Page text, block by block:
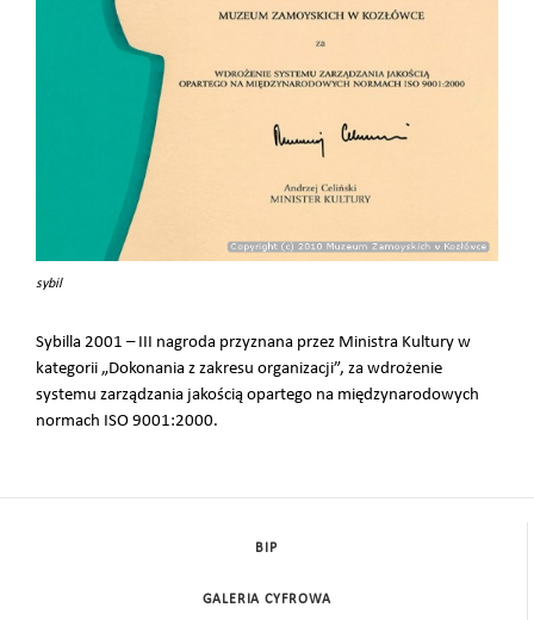
sybil
Sybilla 2001 – III nagroda przyznana przez Ministra Kultury w
kategorii „Dokonania z zakresu organizacji”, za wdrożenie
systemu zarządzania jakością opartego na międzynarodowych
normach ISO 9001:2000.
BIP
GALERIA CYFROWA